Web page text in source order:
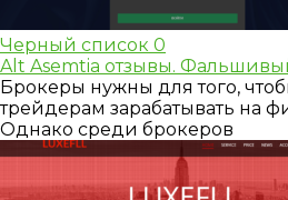
Черный список 0
Alt Asemtia отзывы.
Брокеры нужны для того,
трейдерам зарабатывать на
Однако среди брокеров